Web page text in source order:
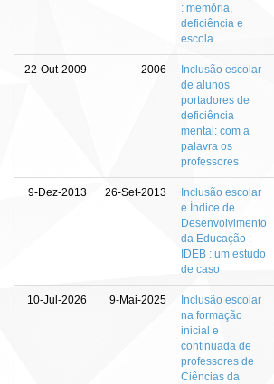
: memória,
deficiência e
escola
22-Out-2009 2006
Inclusão escolar
de alunos
portadores de
deficiência
mental: com a
palavra os
professores
9-Dez-2013 26-Set-2013
Inclusão escolar
e Índice de
Desenvolvimento
da Educação :
IDEB : um estudo
de caso
10-Jul-2026 9-Mai-2025
Inclusão escolar
na formação
inicial e
continuada de
professores de
Ciências da